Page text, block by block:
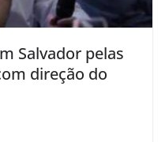
Salvador pelas
direção do